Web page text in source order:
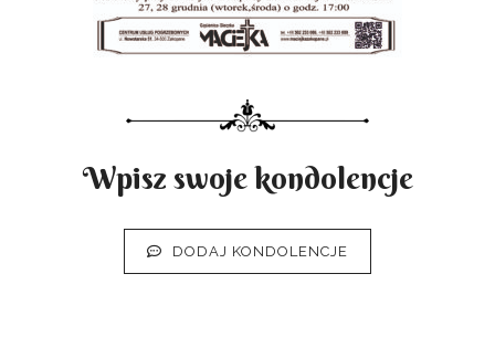
Wpisz swoje kondolencje
DODAJ KONDOLENCJE